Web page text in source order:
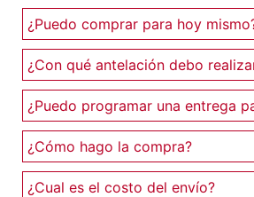
¿Puedo comprar para hoy
¿Con qué antelación debo
¿Puedo programar una entrega
¿Cómo hago la compra?
¿Cual es el costo del envío?